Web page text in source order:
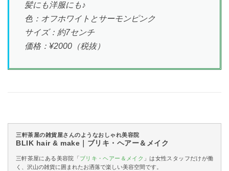
髪にも洋服にも♪
色：オフホワイトとサーモンピンク
サイズ：約7センチ
価格：¥2000（税抜）
三軒茶屋の雑貨屋さんのようなおしゃれ美容院
BLIK hair & make｜ブリキ・ヘアー＆メイク
三軒茶屋にある美容院「 ブリキ・ヘアー＆メイク 」は女性スタッフだけが働
く、沢山の雑貨に囲まれたお洒落で楽しい美容空間です。